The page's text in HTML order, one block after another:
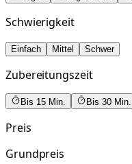
Schwierigkeit
Einfach Mittel Schwer
Zubereitungszeit
Bis 15 Min. Bis 30 Min.
Preis
Grundpreis